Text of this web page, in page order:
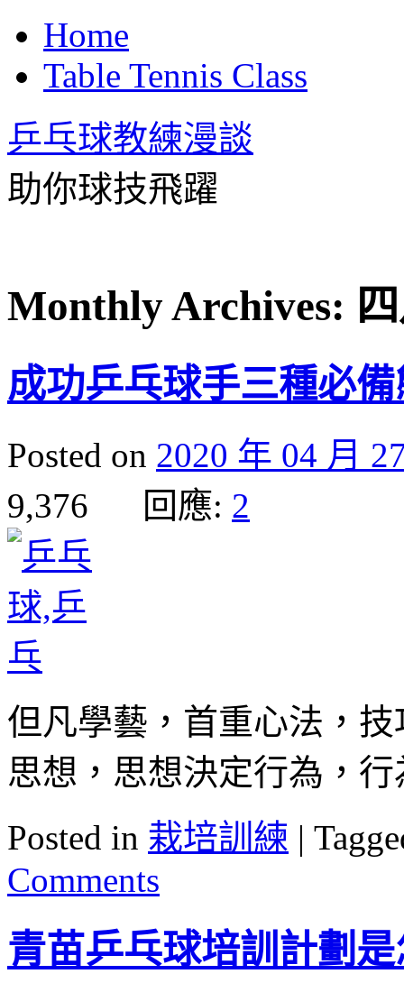
Home
Table Tennis Class
乒乓球教練漫談
助你球技飛躍
Monthly Archives:
成功乒乓球手三種必
Posted on 2020 年 04 月
9,376 回應: 2
但凡學藝，首重心法，
思想，思想決定行為，
Posted in 栽培訓練 |
Comments
青苗乒乓球培訓計劃